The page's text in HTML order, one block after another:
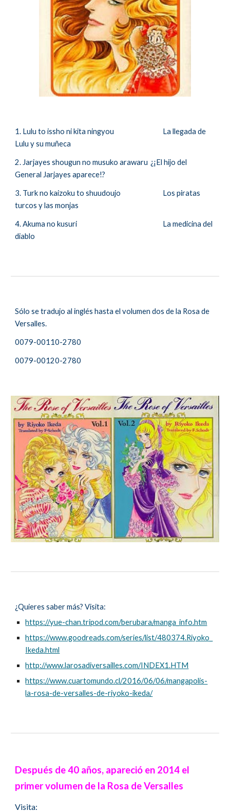
1. Lulu to issho ni kita ningyou
La llegada de
Lulu y su muñeca
2. Jarjayes shougun no musuko arawaru ¿¡El hijo del
General Jarjayes aparece!?
3. Turk no kaizoku to shuudoujo
Los piratas
turcos y las monjas
4. Akuma no kusuri
La medicina del
diablo
Sólo se tradujo al inglés hasta el volumen dos de la Rosa de
Versalles.
0079-00110-2780
0079-00120-2780
¿Quieres saber más? Visita:
https://yue-chan.tripod.com/berubara/manga_info.htm
https://www.goodreads.com/series/list/480374.Riyoko_
Ikeda.html
http://www.larosadiversailles.com/INDEX1.HTM
https://www.cuartomundo.cl/2016/06/06/mangapolis-
la-rosa-de-versalles-de-riyoko-ikeda/
Después de 40 años, apareció en 2014 el
primer volumen de la Rosa de Versalles
Visita: